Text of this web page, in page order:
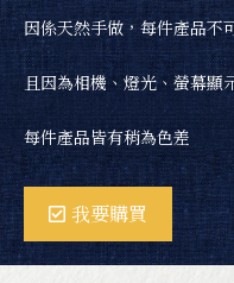
居家生活
藍染鞋款
ＤIY體驗
因係天然手做，每件產品不
且因為相機、燈光、螢幕顯
每件產品皆有稍為色差
我要購買